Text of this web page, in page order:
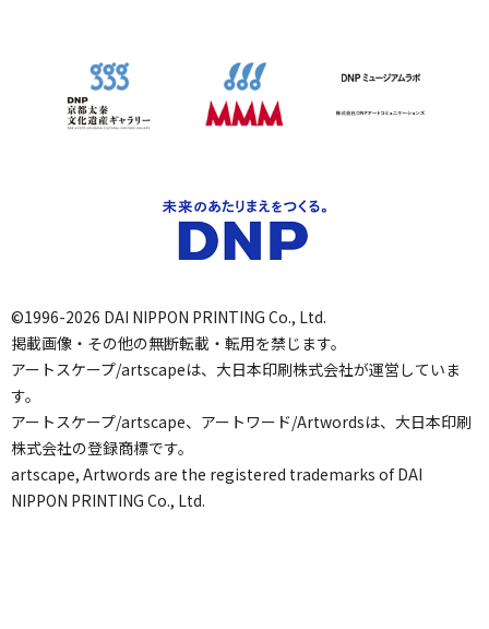
©1996-2026 DAI NIPPON PRINTING Co., Ltd.
掲載画像・その他の無断転載・転用を禁じます。
アートスケープ/artscapeは、大日本印刷株式会社が運営していま
す。
アートスケープ/artscape、アートワード/Artwordsは、大日本印刷
株式会社の登録商標です。
artscape, Artwords are the registered trademarks of DAI
NIPPON PRINTING Co., Ltd.